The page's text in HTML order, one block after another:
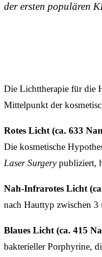
der ersten populären
Die Lichttherapie für die
Mittelpunkt der
Rotes Licht (ca. 633
Die kosmetische
Laser Surgerypubliziert,
Nah-Infrarotes Licht
nach Hauttyp zwischen
Blaues Licht (ca. 415
bakterieller Porphyrine,